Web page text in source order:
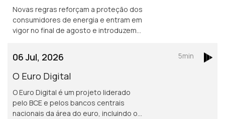
DECO a aumentarem 67% este ano.
Novas regras reforçam a proteção dos
consumidores de energia e entram em
vigor no final de agosto e introduzem
proteção contra interrupções do
fornecimento e apoio aos
consumidores economicamente
vulneráveis. Saiba tudo com Graça
Cabral na conversa com Isabel Flora.
06 Jul, 2026
O Euro Digital
O Euro Digital é um projeto liderado
pelo BCE e pelos bancos centrais
nacionais da área do euro, incluindo o
5min